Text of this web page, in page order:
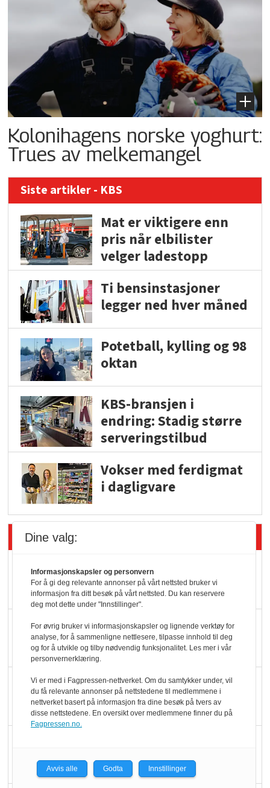
Kolonihagens norske yoghurt:
Trues av melkemangel
Siste artikler - KBS
Mat er viktigere enn
pris når elbilister
velger ladestopp
Ti bensinstasjoner
legger ned hver måned
Potetball, kylling og 98
oktan
KBS-bransjen i
endring: Stadig større
serveringstilbud
Vokser med ferdigmat
i dagligvare
Siste artikler - Butikk i praksis
Rema-flaggskip
dundrer videre
Slik opprettholdes
ølsalget
Færre varer, men fulle
hyller
Dine valg:
Informasjonskapsler og personvern
For å gi deg relevante annonser på vårt nettsted bruker vi
informasjon fra ditt besøk på vårt nettsted. Du kan reservere
deg mot dette under "Innstillinger".
For øvrig bruker vi informasjonskapsler og lignende verktøy for
analyse, for å sammenligne nettlesere, tilpasse innhold til deg
og for å utvikle og tilby nødvendig funksjonalitet. Les mer i vår
personvernerklæring.
Vi er med i Fagpressen-nettverket. Om du samtykker under, vil
du få relevante annonser på nettstedene til medlemmene i
nettverket basert på informasjon fra dine besøk på tvers av
disse nettstedene. En oversikt over medlemmene finner du på
Fagpressen.no.
Avvis alle Godta Innstillinger